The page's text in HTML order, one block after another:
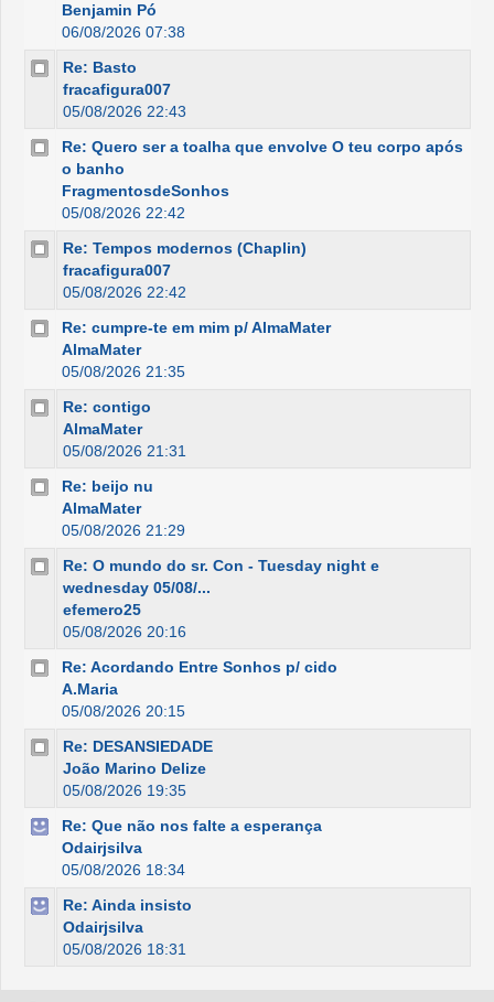
Benjamin Pó
06/08/2026 07:38
Re: Basto
fracafigura007
05/08/2026 22:43
Re: Quero ser a toalha que envolve O teu corpo após
o banho
FragmentosdeSonhos
05/08/2026 22:42
Re: Tempos modernos (Chaplin)
fracafigura007
05/08/2026 22:42
Re: cumpre-te em mim p/ AlmaMater
AlmaMater
05/08/2026 21:35
Re: contigo
AlmaMater
05/08/2026 21:31
Re: beijo nu
AlmaMater
05/08/2026 21:29
Re: O mundo do sr. Con - Tuesday night e
wednesday 05/08/...
efemero25
05/08/2026 20:16
Re: Acordando Entre Sonhos p/ cido
A.Maria
05/08/2026 20:15
Re: DESANSIEDADE
João Marino Delize
05/08/2026 19:35
Re: Que não nos falte a esperança
Odairjsilva
05/08/2026 18:34
Re: Ainda insisto
Odairjsilva
05/08/2026 18:31